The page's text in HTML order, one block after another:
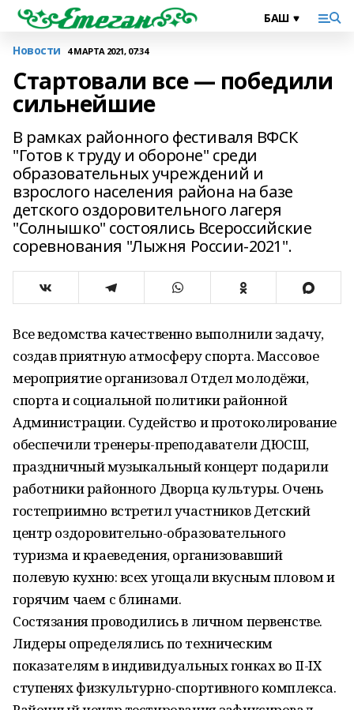
Новости 4 МАРТА 2021, 07:34
Стартовали все — победили
сильнейшие
В рамках районного фестиваля ВФСК
"Готов к труду и обороне" среди
образовательных учреждений и
взрослого населения района на базе
детского оздоровительного лагеря
"Солнышко" состоялись Всероссийские
соревнования "Лыжня России-2021".
Все ведомства качественно выполнили задачу,
создав приятную атмосферу спорта. Массовое
мероприятие организовал Отдел молодёжи,
спорта и социальной политики районной
Администрации. Судейство и протоколирование
обеспечили тренеры-преподаватели ДЮСШ,
праздничный музыкальный концерт подарили
работники районного Дворца культуры. Очень
гостеприимно встретил участников Детский
центр оздоровительно-образовательного
туризма и краеведения, организовавший
полевую кухню: всех угощали вкусным пловом и
горячим чаем с блинами.
Состязания проводились в личном первенстве.
Лидеры определялись по техническим
показателям в индивидуальных гонках во II-IX
ступенях физкультурно-спортивного комплекса.